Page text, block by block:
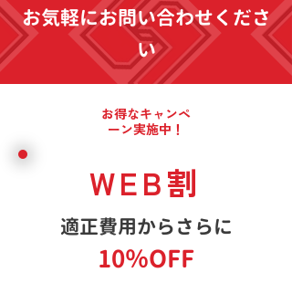
お気軽にお問い合わせくださ
い
お得なキャンペ
ーン実施中！
WEB割
適正費用からさらに
10％OFF